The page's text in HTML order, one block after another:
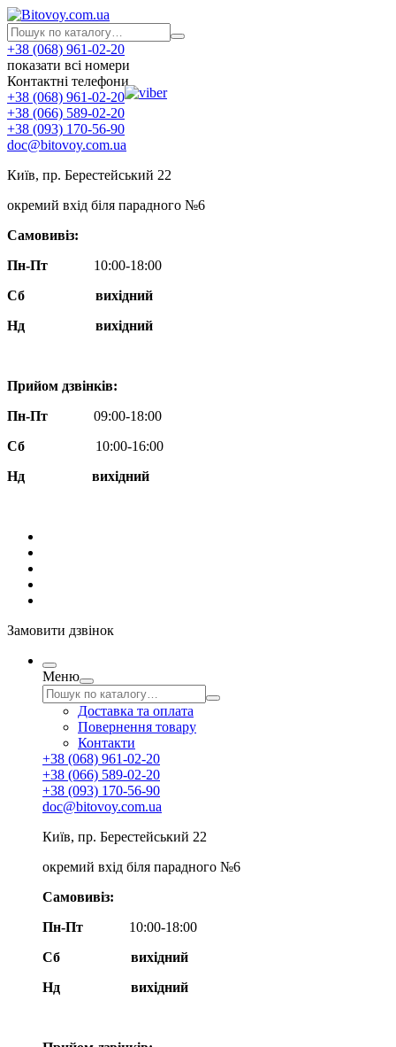
+38 (068) 961-02-20
показати всі номери
Контактні телефони
+38 (068) 961-02-20
+38 (066) 589-02-20
+38 (093) 170-56-90
doc@bitovoy.com.ua
Київ, пр. Берестейський 22
окремий вхід біля парадного №6
Самовивіз:
Пн-Пт
10:00-18:00
Сб
вихідний
Нд
вихідний
Прийом дзвінків:
Пн-Пт
09:00-18:00
Сб
10:00-16:00
Нд вихідний
Замовити дзвінок
Меню
Доставка та оплата
Повернення товару
Контакти
+38 (068) 961-02-20
+38 (066) 589-02-20
+38 (093) 170-56-90
doc@bitovoy.com.ua
Київ, пр. Берестейський 22
окремий вхід біля парадного №6
Самовивіз:
Пн-Пт
10:00-18:00
Сб
вихідний
Нд
вихідний